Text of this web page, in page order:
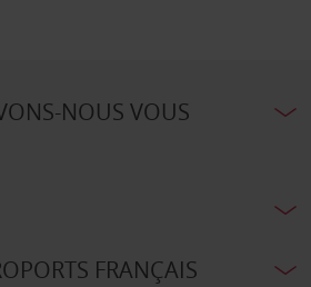
NOUS VOUS
FRANÇAIS